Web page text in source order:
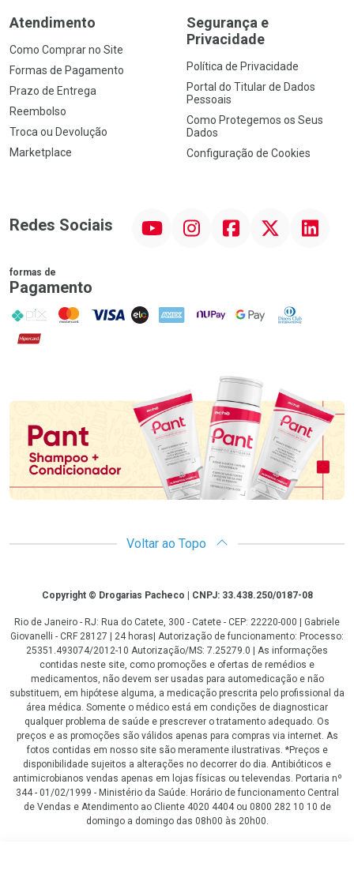
Atendimento
Como Comprar no Site
Formas de Pagamento
Prazo de Entrega
Reembolso
Troca ou Devolução
Marketplace
Segurança e
Privacidade
Política de Privacidade
Portal do Titular de Dados
Pessoais
Como Protegemos os Seus
Dados
Configuração de Cookies
Redes Sociais InstagramFacebook Linkedin
formas de
Pagamento
PIX MasterCard
VISA ELO AMEX NuPay Google PayDiners Club
Hipercard
Promoção em Destaque
Voltar ao Topo
CopyrightCopyright © Drogarias Pacheco | CNPJ: 33.438.250/0187-08
Rio de Janeiro - RJ: Rua do Catete, 300 - Catete - CEP: 22220-000 | Gabriele
Giovanelli - CRF 28127 | 24 horas| Autorização de funcionamento: Processo:
25351.493074/2012-10 Autorização/MS: 7.25279.0 | As informações
contidas neste site, como promoções e ofertas de remédios e
medicamentos, não devem ser usadas para automedicação e não
substituem, em hipótese alguma, a medicação prescrita pelo profissional da
área médica. Somente o médico está em condições de diagnosticar
qualquer problema de saúde e prescrever o tratamento adequado. Os
preços e as promoções são válidos apenas para compras via internet. As
fotos contidas em nosso site são meramente ilustrativas. *Preços e
disponibilidade sujeitos a alterações no decorrer do dia. Antibióticos e
antimicrobianos vendas apenas em lojas físicas ou televendas. Portaria nº
344 - 01/02/1999 - Ministério da Saúde. Horário de funcionamento Central
de Vendas e Atendimento ao Cliente 4020 4404 ou 0800 282 10 10 de
domingo a domingo das 08h00 às 20h00.